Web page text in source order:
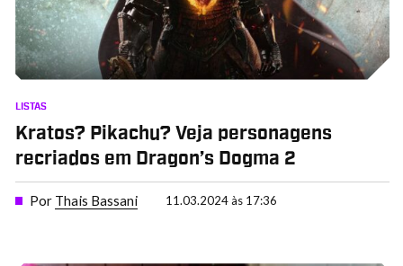
LISTAS
Kratos? Pikachu? Veja personagens
recriados em Dragon’s Dogma 2
Por Thais Bassani 11.03.2024 às 17:36